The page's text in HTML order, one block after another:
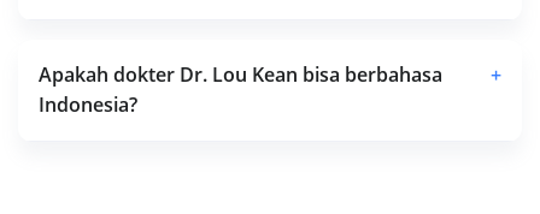
Apakah dokter Dr. Lou Kean bisa berbahasa
Indonesia?
+